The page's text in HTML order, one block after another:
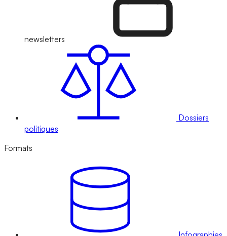
newsletters
Dossiers
politiques
Formats